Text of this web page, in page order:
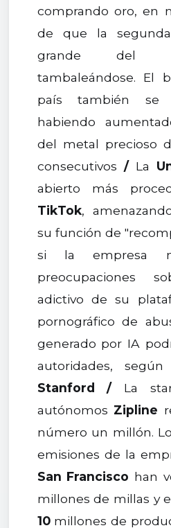
comprando oro, en
de que la
grande del
tambaleándose. El
país también se
habiendo
del metal precioso
consecutivos /La
abierto más
TikTok,
su función de
si la empresa
preocupaciones
adictivo de su
pornográfico de
generado por IA
autoridades,
Stanford
/La
autónomos Zipline
número un millón.
emisiones de la
San Francisco han
millones de millas y
10millones de